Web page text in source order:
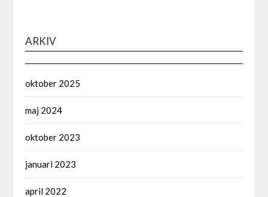
ARKIV
oktober 2025
maj 2024
oktober 2023
januari 2023
april 2022